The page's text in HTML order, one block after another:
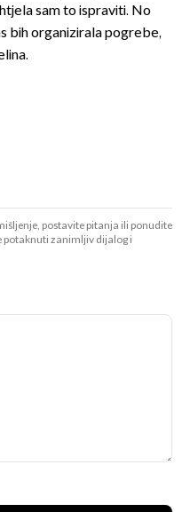
sam to ispraviti. No
bih organizirala pogrebe,
postavite pitanja ili ponudite
potaknuti zanimljiv dijalog i